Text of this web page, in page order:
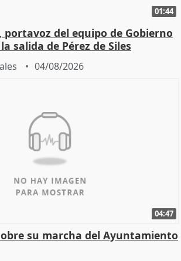
01:44
portavoz del equipo de Gobierno
salida de Pérez de Siles
04/08/2026
04:47
su marcha del Ayuntamiento